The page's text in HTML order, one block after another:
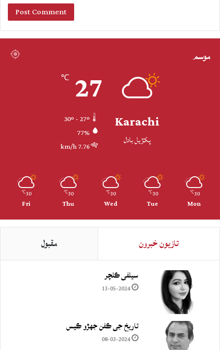
موسم
Karachi
پکڙيل بادل
27
℃
77%
7.76 km/h
30
℃
Mon
30
℃
Tue
30
℃
Wed
30
℃
Thu
30
℃
Fri
تازيون خبرون مقبول
سيلفي ڪلچر
13-05-2024
تاريخ جي ڪفن جھڙو ڪيس
08-03-2024